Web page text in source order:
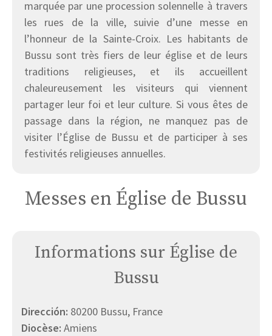
marquée par une procession solennelle à travers
les rues de la ville, suivie d’une messe en
l’honneur de la Sainte-Croix. Les habitants de
Bussu sont très fiers de leur église et de leurs
traditions religieuses, et ils accueillent
chaleureusement les visiteurs qui viennent
partager leur foi et leur culture. Si vous êtes de
passage dans la région, ne manquez pas de
visiter l’Église de Bussu et de participer à ses
festivités religieuses annuelles.
Messes en Église de Bussu
Informations sur Église de
Bussu
Dirección: 80200 Bussu, France
Diocèse: Amiens